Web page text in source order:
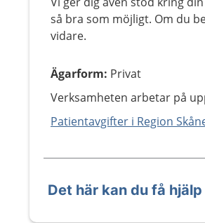
så bra som möjligt. Om du
vidare.
Ägarform: Privat
Verksamheten arbetar på
Patientavgifter i Region
Det här kan du få hjälp